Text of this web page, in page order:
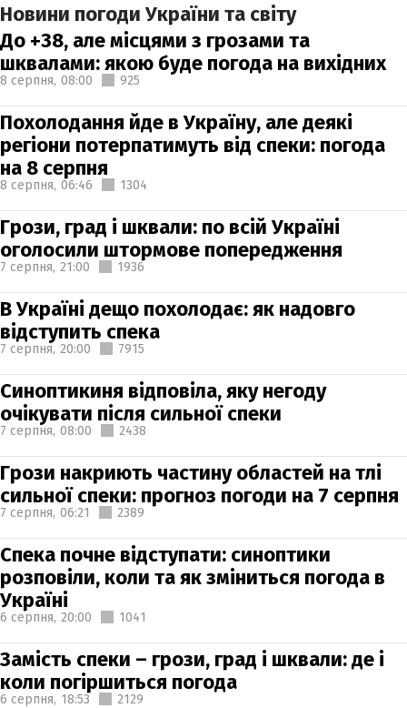
Новини погоди України та світу
До +38, але місцями з грозами та
шквалами: якою буде погода на вихідних
8 серпня, 08:00 925
Похолодання йде в Україну, але деякі
регіони потерпатимуть від спеки: погода
на 8 серпня
8 серпня, 06:46 1304
Грози, град і шквали: по всій Україні
оголосили штормове попередження
7 серпня, 21:00 1936
В Україні дещо похолодає: як надовго
відступить спека
7 серпня, 20:00 7915
Синоптикиня відповіла, яку негоду
очікувати після сильної спеки
7 серпня, 08:00 2438
Грози накриють частину областей на тлі
сильної спеки: прогноз погоди на 7 серпня
7 серпня, 06:21 2389
Спека почне відступати: синоптики
розповіли, коли та як зміниться погода в
Україні
6 серпня, 20:00 1041
Замість спеки – грози, град і шквали: де і
коли погіршиться погода
6 серпня, 18:53 2129